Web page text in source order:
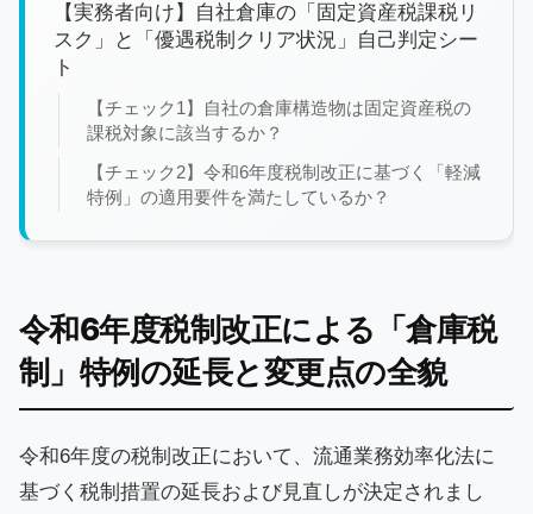
【実務者向け】自社倉庫の「固定資産税課税リ
スク」と「優遇税制クリア状況」自己判定シー
ト
【チェック1】自社の倉庫構造物は固定資産税の
課税対象に該当するか？
【チェック2】令和6年度税制改正に基づく「軽減
特例」の適用要件を満たしているか？
令和6年度税制改正による「倉庫税
制」特例の延長と変更点の全貌
令和6年度の税制改正において、流通業務効率化法に
基づく税制措置の延長および見直しが決定されまし